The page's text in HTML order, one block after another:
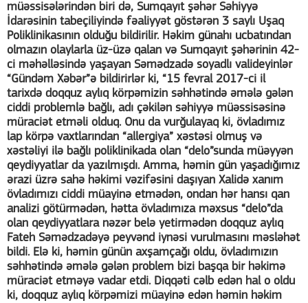
müəssisələrindən biri də, Sumqayıt şəhər Səhiyyə
İdarəsinin tabeçiliyində fəaliyyət göstərən 3 saylı Uşaq
Poliklinikasının olduğu bildirilir. Həkim günahı ucbatından
olmazın olaylarla üz-üzə qalan və Sumqayıt şəhərinin 42-
ci məhəlləsində yaşayan Səmədzadə soyadlı valideyinlər
“Gündəm Xəbər”ə bildirirlər ki, “15 fevral 2017-ci il
tarixdə doqquz aylıq körpəmizin səhhətində əmələ gələn
ciddi problemlə bağlı, adı çəkilən səhiyyə müəssisəsinə
müraciət etməli olduq. Onu da vurğulayaq ki, övladımız
lap körpə vaxtlarından “allergiya” xəstəsi olmuş və
xəstəliyi ilə bağlı poliklinikada olan “delo”sunda müəyyən
qeydiyyatlar da yazılmışdı. Amma, həmin gün yaşadığımız
ərazi üzrə sahə həkimi vəzifəsini daşıyan Xalidə xanım
övladımızı ciddi müayinə etmədən, ondan hər hansı qan
analizi götürmədən, hətta övladımıza məxsus “delo”da
olan qeydiyyatlara nəzər belə yetirmədən doqquz aylıq
Fateh Səmədzadəyə peyvənd iynəsi vurulmasını məsləhət
bildi. Elə ki, həmin günün axşamçağı oldu, övladımızın
səhhətində əmələ gələn problem bizi başqa bir həkimə
müraciət etməyə vadar etdi. Diqqəti cəlb edən hal o oldu
ki, doqquz aylıq körpəmizi müayinə edən həmin həkim